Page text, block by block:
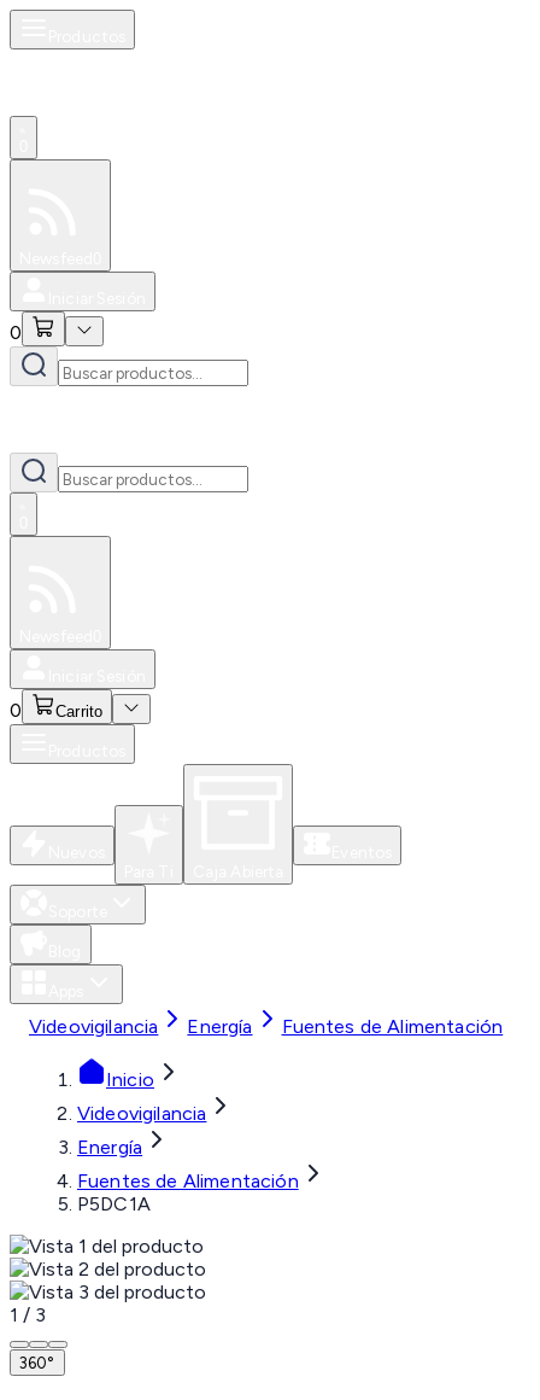
0
0 Carrito
Videovigilancia Energía Fuentes de Alimentación
Inicio
Videovigilancia
Energía
Fuentes de Alimentación
P5DC1A
1 / 3
360°